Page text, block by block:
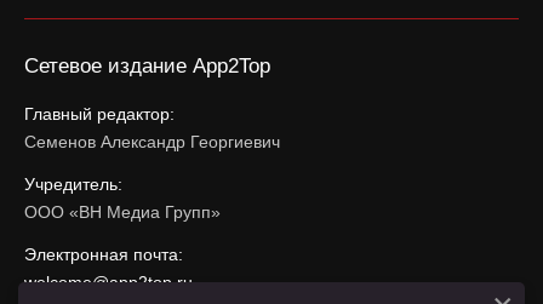
Сетевое издание App2Top
Главный редактор:
Семенов Александр Георгиевич
Учредитель:
ООО «ВН Медиа Групп»
Электронная почта:
welcome@app2top.ru